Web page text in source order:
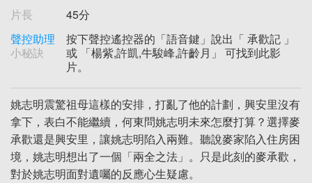
片長
45分
聲控助理
小秘訣
按下聲控遙控器的「語音鍵」說出「 承歡記 」
或 「楊紫,許凱,牛駿峰,許齡月」 可找到此影
片。
姚志明震驚祖母這樣的安排，打亂了他的計劃，興安里沒有
拿下，表白不能繼續，何東問姚志明未來怎麼打算？選擇麥
承歡還是興安里，讓姚志明陷入兩難。聽說麥家陷入住房困
境，姚志明想出了一個「兩全之法」。只是此刻的麥承歡，
對於姚志明面對遺囑的反應心生疑慮。